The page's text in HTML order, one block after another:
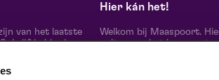
van het laatste
je hier in
Hier kán het!
Welkom bij Maaspoort.
cultuur en het leven met